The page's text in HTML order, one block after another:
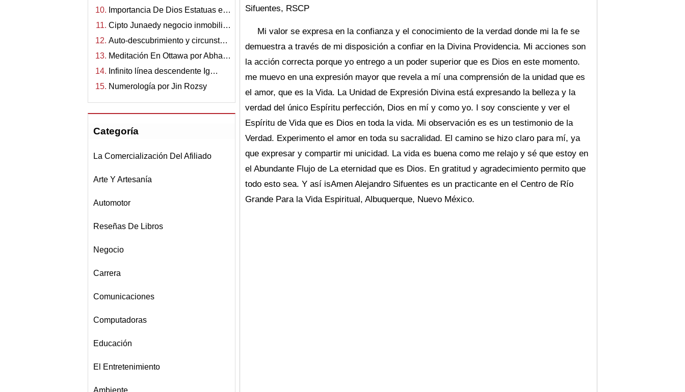
Importancia De Dios Estatuas e…
Cipto Junaedy negocio inmobili…
Auto-descubrimiento y circunst…
Meditación En Ottawa por Abha…
Infinito línea descendente Ig…
Numerología por Jin Rozsy
Categoría
La Comercialización Del Afiliado
Arte Y Artesanía
Automotor
Reseñas De Libros
Negocio
Carrera
Comunicaciones
Computadoras
Educación
El Entretenimiento
Ambiente
Sifuentes, RSCP
Mi valor se expresa en la confianza y el conocimiento de la verdad donde mi la fe se
demuestra a través de mi disposición a confiar en la Divina Providencia. Mi acciones son
la acción correcta porque yo entrego a un poder superior que es Dios en este momento.
me muevo en una expresión mayor que revela a mí una comprensión de la unidad que es
el amor, que es la Vida. La Unidad de Expresión Divina está expresando la belleza y la
verdad del único Espíritu perfección, Dios en mí y como yo. I soy consciente y ver el
Espíritu de Vida que es Dios en toda la vida. Mi observación es es un testimonio de la
Verdad. Experimento el amor en toda su sacralidad. El camino se hizo claro para mí, ya
que expresar y compartir mi unicidad. La vida es buena como me relajo y sé que estoy en
el Abundante Flujo de La eternidad que es Dios. En gratitud y agradecimiento permito que
todo esto sea. Y así isAmen Alejandro Sifuentes es un practicante en el Centro de Río
Grande Para la Vida Espiritual, Albuquerque, Nuevo México.